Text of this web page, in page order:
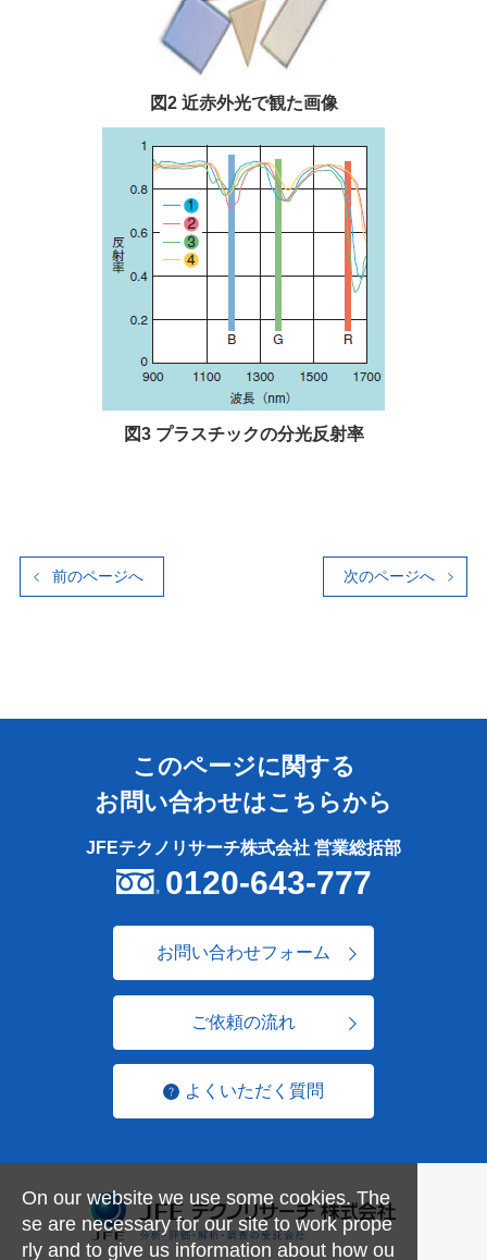
図2 近赤外光で観た画像
図3 プラスチックの分光反射率
前のページへ 次のページへ
このページに関する
お問い合わせはこちらから
JFEテクノリサーチ株式会社 営業総括部
0120-643-777
お問い合わせフォーム
ご依頼の流れ
よくいただく質問
On our website we use some cookies. The
se are necessary for our site to work prope
rly and to give us information about how ou